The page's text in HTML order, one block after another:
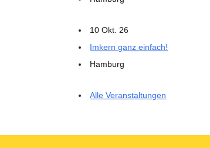
10 Okt. 26
Imkern ganz einfach!
Hamburg
Alle Veranstaltungen